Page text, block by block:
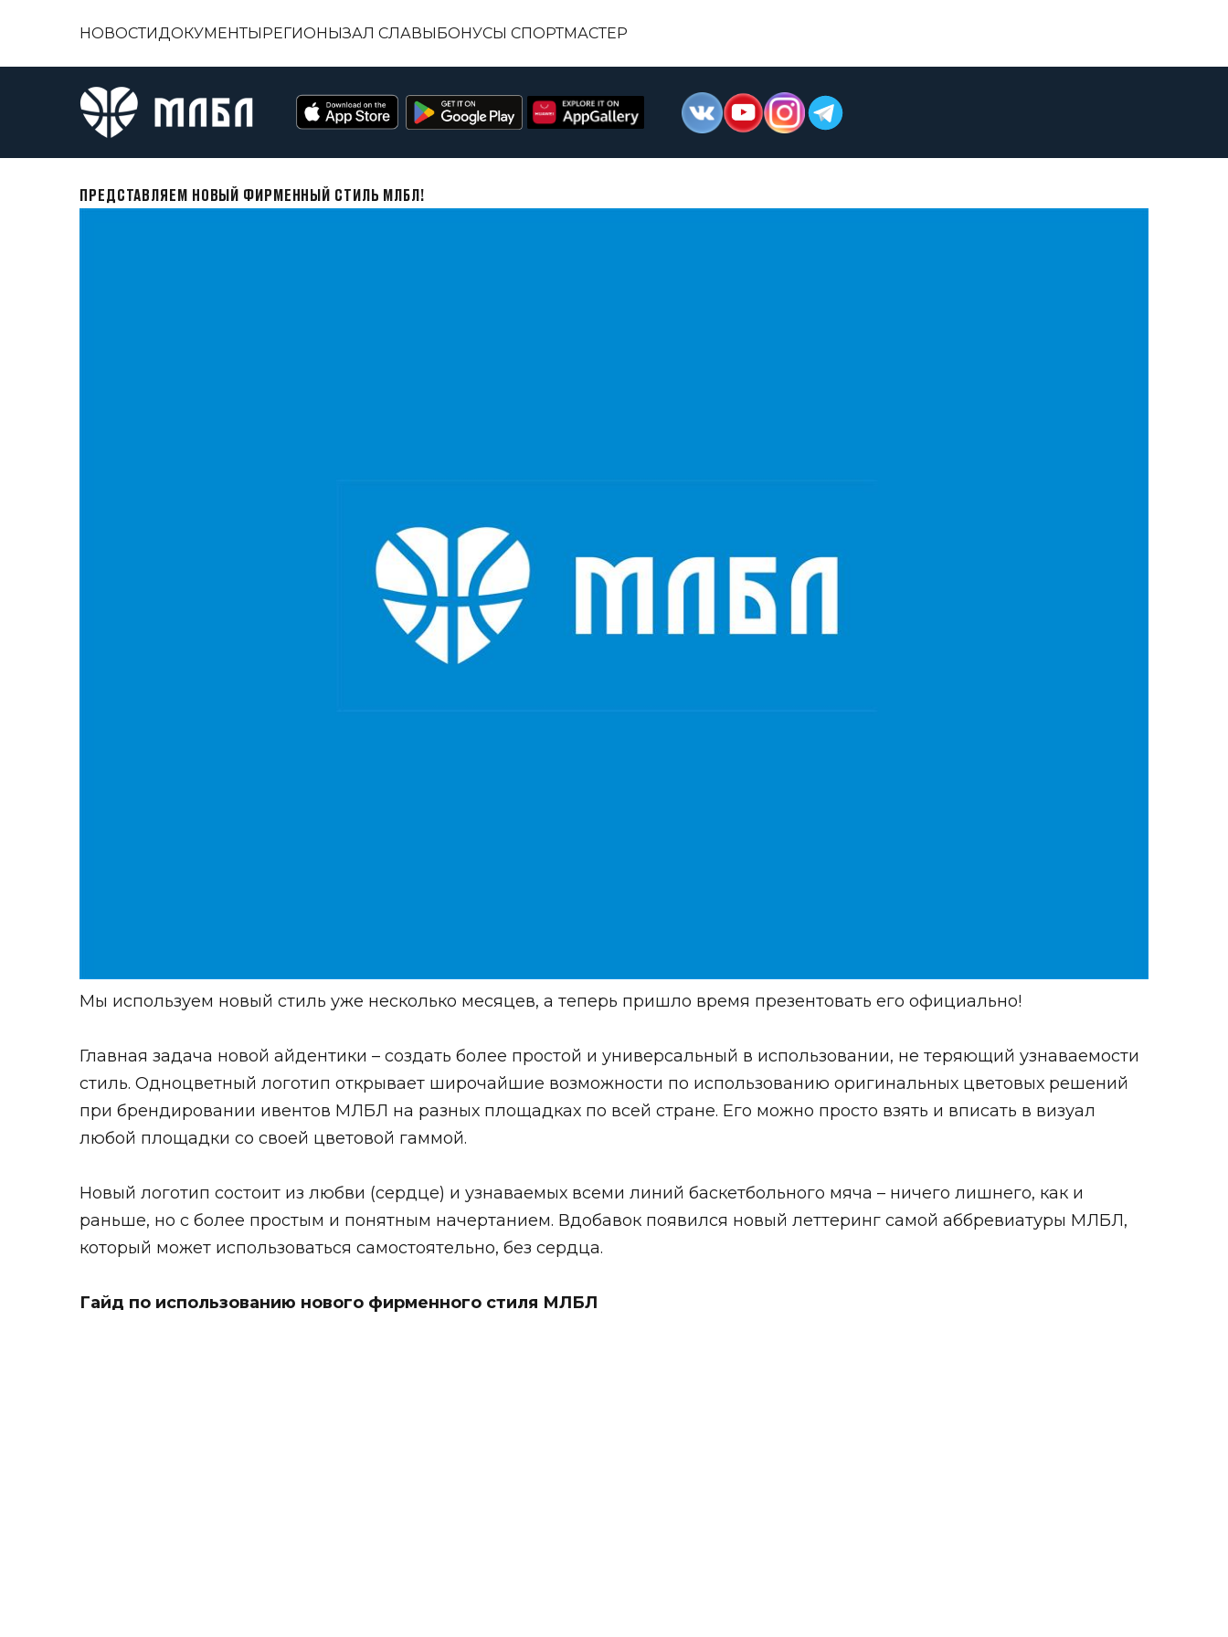
НОВОСТИДОКУМЕНТЫРЕГИОНЫЗАЛ СЛАВЫБОНУСЫ СПОРТМАСТЕР
ПРЕДСТАВЛЯЕМ НОВЫЙ ФИРМЕННЫЙ СТИЛЬ МЛБЛ!
Мы используем новый стиль уже несколько месяцев, а теперь пришло время презентовать его официально!
Главная задача новой айдентики – создать более простой и универсальный в использовании, не теряющий узнаваемости
стиль. Одноцветный логотип открывает широчайшие возможности по использованию оригинальных цветовых решений
при брендировании ивентов МЛБЛ на разных площадках по всей стране. Его можно просто взять и вписать в визуал
любой площадки со своей цветовой гаммой.
Новый логотип состоит из любви (сердце) и узнаваемых всеми линий баскетбольного мяча – ничего лишнего, как и
раньше, но с более простым и понятным начертанием. Вдобавок появился новый леттеринг самой аббревиатуры МЛБЛ,
который может использоваться самостоятельно, без сердца.
Гайд по использованию нового фирменного стиля МЛБЛ